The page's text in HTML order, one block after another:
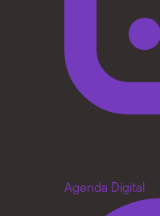
Agenda Digital